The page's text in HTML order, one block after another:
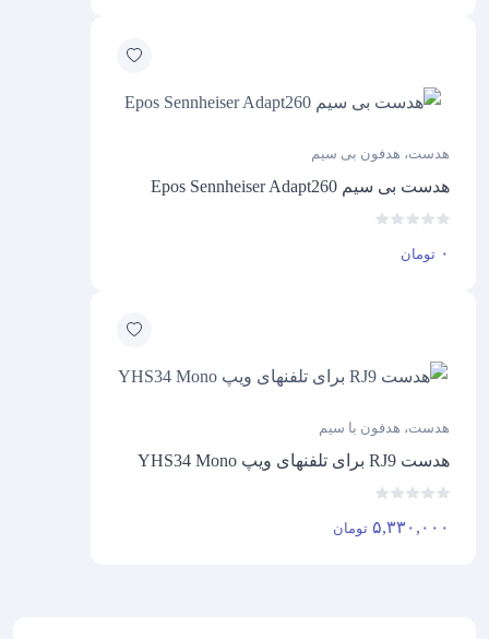
هدست، هدفون بی سیم
هدست بی سیم Epos Sennheiser Adapt260
۰ تومان
هدست، هدفون با سیم
هدست RJ9 برای تلفنهای ویپ YHS34 Mono
۵,۳۳۰,۰۰۰ تومان